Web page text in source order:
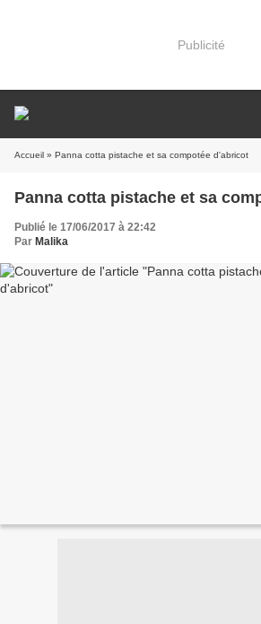
Publicité
Accueil » Panna cotta pistache et sa compotée d'abricot
Panna cotta pistache et sa
Publié le 17/06/2017 à 22:42
Par Malika